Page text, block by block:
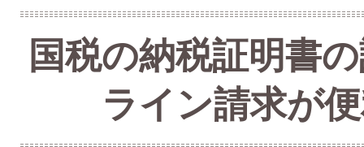
国税の納税証明書
ライン請求が